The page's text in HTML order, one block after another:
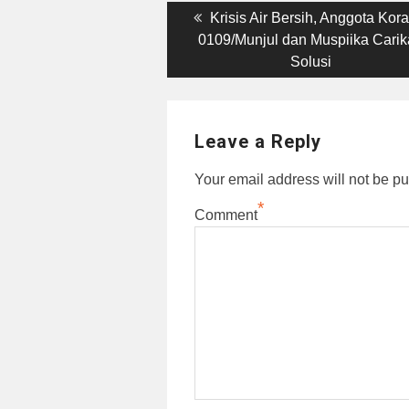
Post
navigation
Previous
post:
Krisis Air Bersih, Anggota
0109/Munjul dan Muspiika
Solusi
Leave a Reply
Your email address will not be
Comment*